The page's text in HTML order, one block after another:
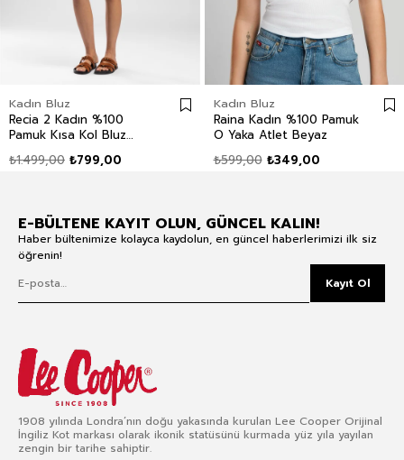
Kadın Bluz
Recia 2 Kadın %100
Pamuk Kısa Kol Bluz
₺799,00
₺1.499,00
Kadın Bluz
Raina Kadın %100 Pamuk
O Yaka Atlet Beyaz
₺349,00
₺599,00
E-BÜLTENE KAYIT OLUN, GÜNCEL KALIN!
Haber bültenimize kolayca kaydolun, en güncel haberlerimizi ilk siz
öğrenin!
Kayıt Ol
1908 yılında Londra’nın doğu yakasında kurulan Lee Cooper Orijinal
İngiliz Kot markası olarak ikonik statüsünü kurmada yüz yıla yayılan
zengin bir tarihe sahiptir.